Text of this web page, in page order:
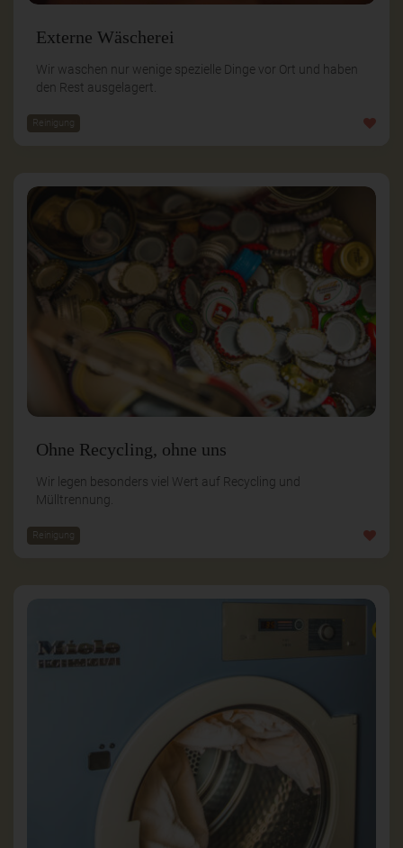
Externe Wäscherei
Wir waschen nur wenige spezielle Dinge vor Ort und haben
den Rest ausgelagert.
Reinigung
Ohne Recycling, ohne uns
Wir legen besonders viel Wert auf Recycling und
Mülltrennung.
Reinigung